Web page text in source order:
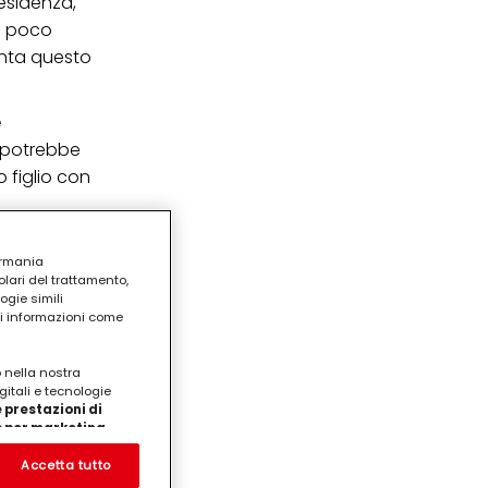
poco
questo
figlio con
del trattamento,
simili
informazioni come
nella nostra
e tecnologie
prestazioni di
per marketing
noi
su siti Web di
Accetta tutto